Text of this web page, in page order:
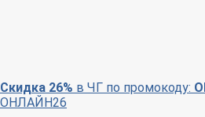
Скидка 26% в ЧГ по промокоду:
ОНЛАЙН26